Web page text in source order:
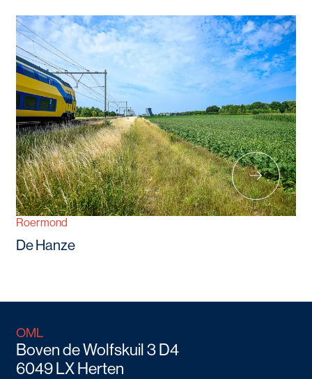
Roermond
De Hanze
OML
Boven de Wolfskuil 3 D4
6049 LX Herten